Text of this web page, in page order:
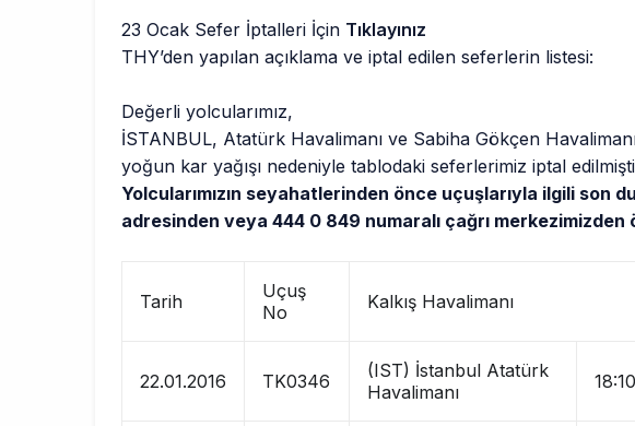
23 Ocak Sefer İptalleri İçin Tıklayınız
THY’den yapılan açıklama ve iptal edilen seferlerin listesi:
Değerli yolcularımız,
İSTANBUL, Atatürk Havalimanı ve Sabiha Gökçen
yoğun kar yağışı nedeniyle tablodaki seferlerimiz iptal
Yolcularımızın seyahatlerinden önce uçuşlarıyla ilgili son
adresinden veya 444 0 849 numaralı çağrı
Tarih
Uçuş
No
Kalkış Havalimanı
22.01.2016 TK0346
(IST) İstanbul Atatürk
Havalimanı
18:10